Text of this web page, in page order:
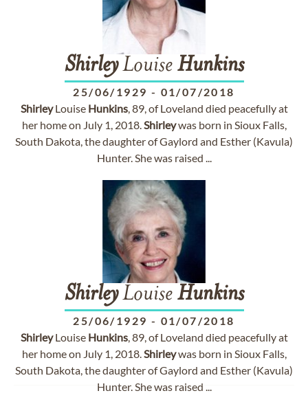
ShirleyLouise Hunkins
25/06/1929 - 01/07/2018
ShirleyLouise Hunkins, 89, of Loveland died peacefully at
her home on July 1, 2018.Shirleywas born in Sioux Falls,
South Dakota, the daughter of Gaylord and Esther (Kavula)
Hunter. She was raised ...
ShirleyLouise Hunkins
25/06/1929 - 01/07/2018
ShirleyLouise Hunkins, 89, of Loveland died peacefully at
her home on July 1, 2018.Shirleywas born in Sioux Falls,
South Dakota, the daughter of Gaylord and Esther (Kavula)
Hunter. She was raised ...